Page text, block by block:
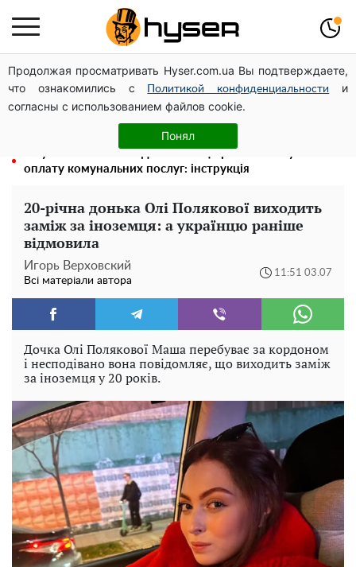
Продолжая просматривать Hyser.com.ua Вы подтверждаете,
что ознакомились с
Политикой конфиденциальности
и
согласны с использованием файлов cookie.
Понял
Гола Олена Тополя у цікавих позах змусила відвисати
щелепи: злив відео – було лише початком
Олена Тополя злив відео – це далеко не все: фронтмен
"Антитіла" Тарас Тополя став наступним
оплату комунальних послуг: інструкція
20-річна донька Олі Полякової виходить
заміж за іноземця: а українцю раніше
відмовила
Игорь Верховский
Всі матеріали автора
11:51 03.07
Дочка Олі Полякової Маша перебуває за кордоном
і несподівано вона повідомляє, що виходить заміж
за іноземця у 20 років.